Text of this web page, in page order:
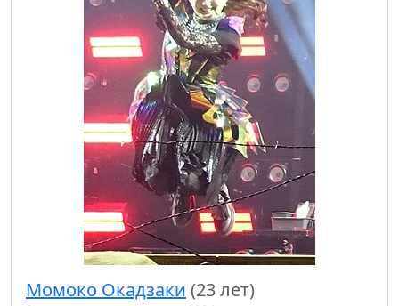
Момоко Окадзаки (23 лет)